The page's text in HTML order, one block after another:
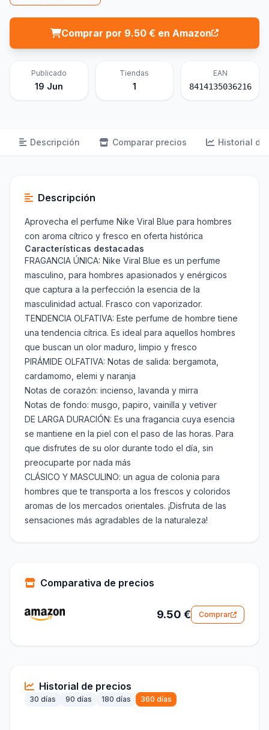
Comprar por 9.50 € en Amazon
Publicado
19 Jun
Tiendas
1
EAN
8414135036216
Descripción Comparar precios Historial de
Descripción
Aprovecha el perfume Nike Viral Blue para hombres
con aroma cítrico y fresco en oferta histórica
Características destacadas
FRAGANCIA ÚNICA: Nike Viral Blue es un perfume
masculino, para hombres apasionados y enérgicos
que captura a la perfección la esencia de la
masculinidad actual. Frasco con vaporizador.
TENDENCIA OLFATIVA: Este perfume de hombre tiene
una tendencia cítrica. Es ideal para aquellos hombres
que buscan un olor maduro, limpio y fresco
PIRÁMIDE OLFATIVA: Notas de salida: bergamota,
cardamomo, elemi y naranja
Notas de corazón: incienso, lavanda y mirra
Notas de fondo: musgo, papiro, vainilla y vetiver
DE LARGA DURACIÓN: Es una fragancia cuya esencia
se mantiene en la piel con el paso de las horas. Para
que disfrutes de su olor durante todo el día, sin
preocuparte por nada más
CLÁSICO Y MASCULINO: un agua de colonia para
hombres que te transporta a los frescos y coloridos
aromas de los mercados orientales. ¡Disfruta de las
sensaciones más agradables de la naturaleza!
Comparativa de precios
9.50 € Comprar
Historial de precios
30 días 90 días 180 días 360 días